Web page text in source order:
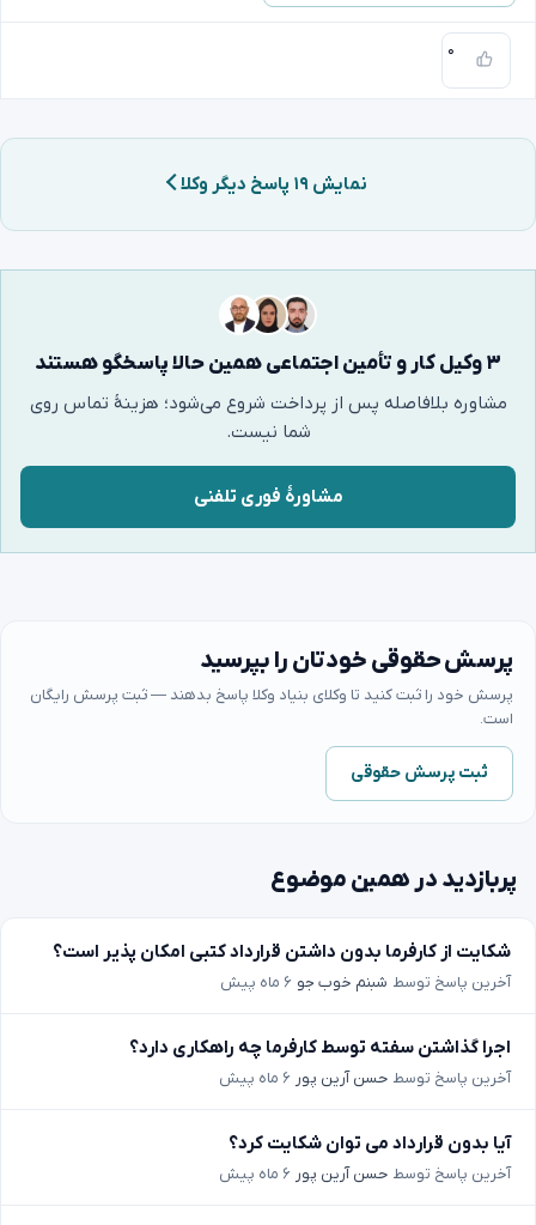
۰
نمایش ۱۹ پاسخ دیگر وکلا
۳ وکیل کار و تأمین اجتماعی همین حالا پاسخگو هستند
مشاوره بلافاصله پس از پرداخت شروع می‌شود؛ هزینهٔ تماس روی
شما نیست.
مشاورهٔ فوری تلفنی
پرسش حقوقی خودتان را بپرسید
پرسش خود را ثبت کنید تا وکلای بنیاد وکلا پاسخ بدهند — ثبت پرسش رایگان
است.
ثبت پرسش حقوقی
پربازدید در همین موضوع
شکایت از کارفرما بدون داشتن قرارداد کتبی امکان پذیر است؟
آخرین پاسخ توسط شبنم خوب جو ۶ ماه پیش
اجرا گذاشتن سفته توسط کارفرما چه راهکاری دارد؟
آخرین پاسخ توسط حسن آرین پور ۶ ماه پیش
آیا بدون قرارداد می توان شکایت کرد؟
آخرین پاسخ توسط حسن آرین پور ۶ ماه پیش